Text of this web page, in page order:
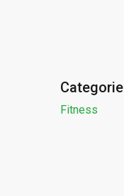
Categorie
Fitness